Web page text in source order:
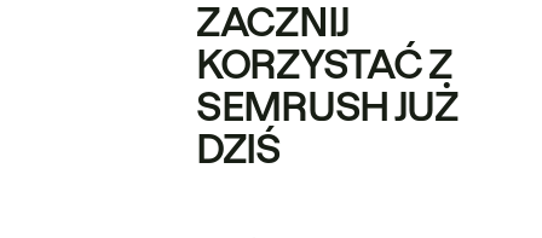
ZACZNIJ
KORZYSTAĆ Z
SEMRUSH JUŻ
DZIŚ